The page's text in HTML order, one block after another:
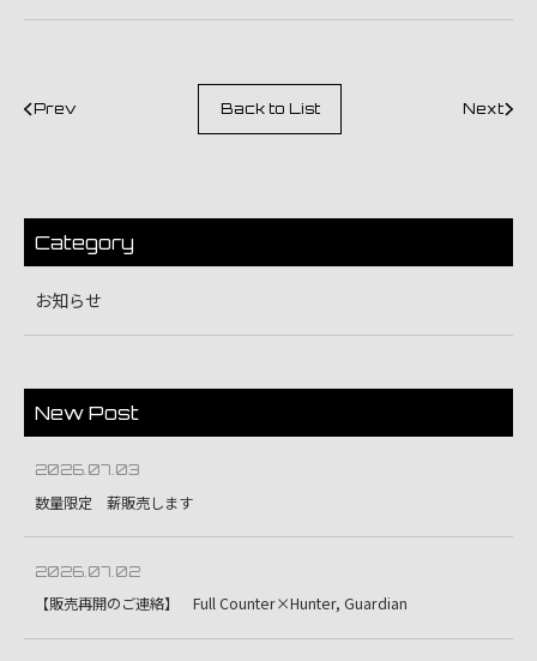
Prev Back to List Next
Category
お知らせ
New Post
2026.07.03
数量限定 薪販売します
2026.07.02
【販売再開のご連絡】 Full Counter×Hunter, Guardian